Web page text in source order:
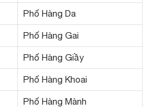
Phố Hàng Da
Phố Hàng Gai
Phố Hàng Giầy
Phố Hàng Khoai
Phố Hàng Mành